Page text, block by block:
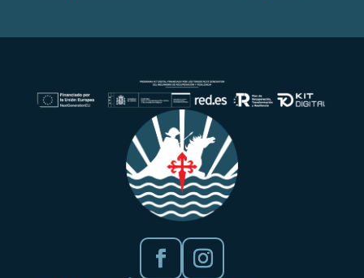
FacebookInstagram